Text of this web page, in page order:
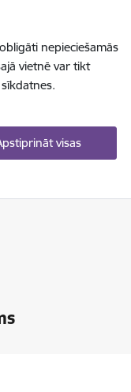
nepieciešamās
vietnē var tikt
visas